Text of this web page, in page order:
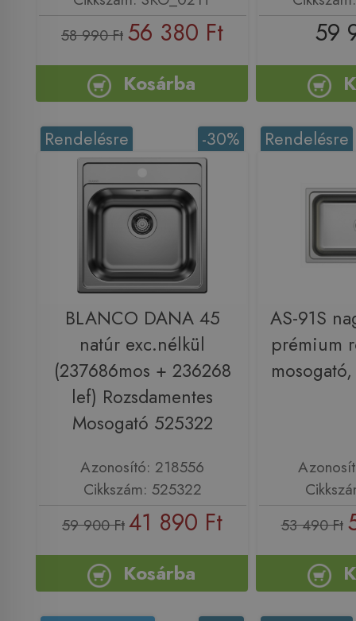
58 990 Ft 56 380 Ft
Kosárba
59
-30%
Rendelésre
BLANCO DANA 45
natúr exc.nélkül
(237686mos + 236268
lef) Rozsdamentes
Mosogató 525322
Azonosító: 218556
Cikkszám: 525322
59 900 Ft41 890 Ft
Kosárba
Rendelésre
AS-91S
prémium
53 490 Ft